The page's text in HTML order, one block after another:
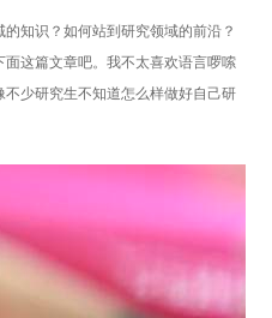
知识？如何站到研究领域的前沿？
这篇文章吧。我不太喜欢语言啰嗦
少研究生不知道怎么样做好自己研